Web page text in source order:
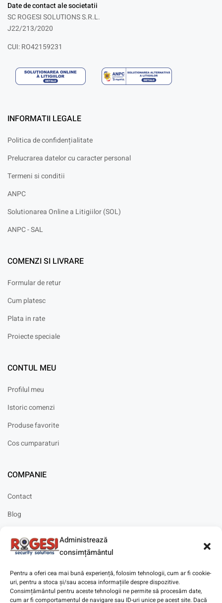
Administrează
consimțământul
Pentru a oferi cea mai bună experiență, folosim tehnologii, cum ar fi cookie-
uri, pentru a stoca și/sau accesa informațiile despre dispozitive.
Consimțământul pentru aceste tehnologii ne permite să procesăm date,
cum ar fi comportamentul de navigare sau ID-uri unice pe acest site. Dacă
Date de contact ale societatii
SC ROGESI SOLUTIONS S.R.L.
J22/213/2020
CUI: RO42159231
INFORMATII LEGALE
Politica de confidențialitate
Prelucrarea datelor cu caracter personal
Termeni si conditii
ANPC
Solutionarea Online a Litigiilor (SOL)
ANPC - SAL
COMENZI SI LIVRARE
Formular de retur
Cum platesc
Plata in rate
Proiecte speciale
CONTUL MEU
Profilul meu
Istoric comenzi
Produse favorite
Cos cumparaturi
COMPANIE
Contact
Blog
Solicitare instalare